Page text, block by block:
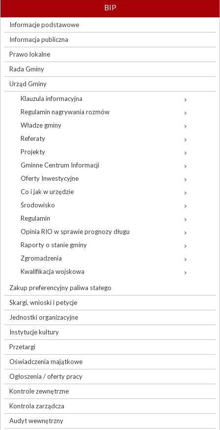
BIP
Informacje podstawowe
Informacja publiczna
Prawo lokalne
Rada Gminy
Urząd Gminy
Klauzula informacyjna
Regulamin nagrywania rozmów
Władze gminy
Referaty
Projekty
Gminne Centrum Informacji
Oferty Inwestycyjne
Co i jak w urzędzie
Środowisko
Regulamin
Opinia RIO w sprawie prognozy długu
Raporty o stanie gminy
Zgromadzenia
Kwalifikacja wojskowa
Zakup preferencyjny paliwa stałego
Skargi, wnioski i petycje
Jednostki organizacyjne
Instytucje kultury
Przetargi
Oświadczenia majątkowe
Ogłoszenia / oferty pracy
Kontrole zewnętrzne
Kontrola zarządcza
Audyt wewnętrzny